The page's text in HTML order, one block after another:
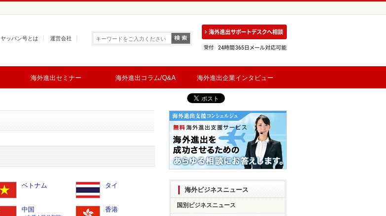
ヤッパン号とは 運営会社
海外進出セミナー 海外進出コラム/Q&A 海外進出企業インタビュー
ベトナム タイ
中国 香港
海外ビジネスニュース
国別ビジネスニュース